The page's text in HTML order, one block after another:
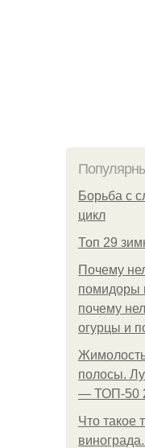
Борьба с
цикл
Топ 29
Почему
помидоры
почему
огурцы и
полосы.
— ТОП-50
Что такое